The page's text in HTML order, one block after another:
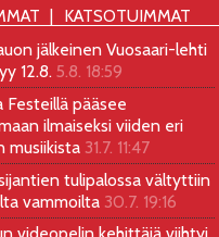
KATSOTUIMMAT
jälkeinen Vuosaari-lehti
12.8. 5.8. 18:59
Festeillä pääsee
ilmaiseksi viiden eri
musiikista 31.7. 11:47
tulipalossa vältyttiin
vammoilta 30.7. 19:16